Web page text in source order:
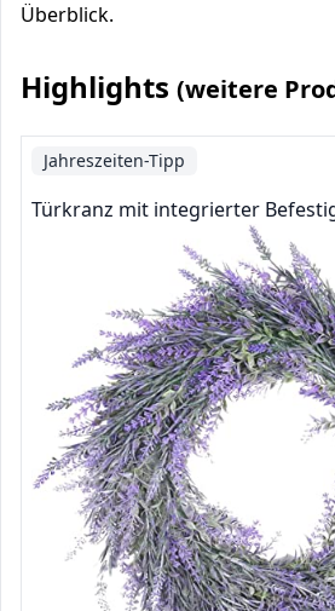
Überblick.
Highlights (weitere
Jahreszeiten-Tipp
Türkranz mit integrierter